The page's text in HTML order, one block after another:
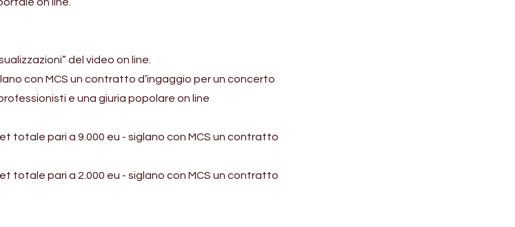
del video on line.
con MCS un contratto d’ingaggio per un concerto
e una giuria popolare on line
totale pari a 9.000 eu - siglano con MCS un contratto
totale pari a 2.000 eu - siglano con MCS un contratto